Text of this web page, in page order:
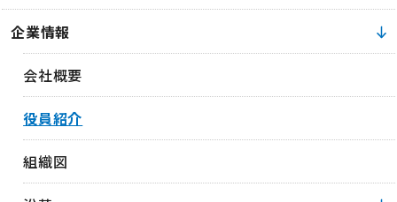
企業情報
会社概要
役員紹介
組織図